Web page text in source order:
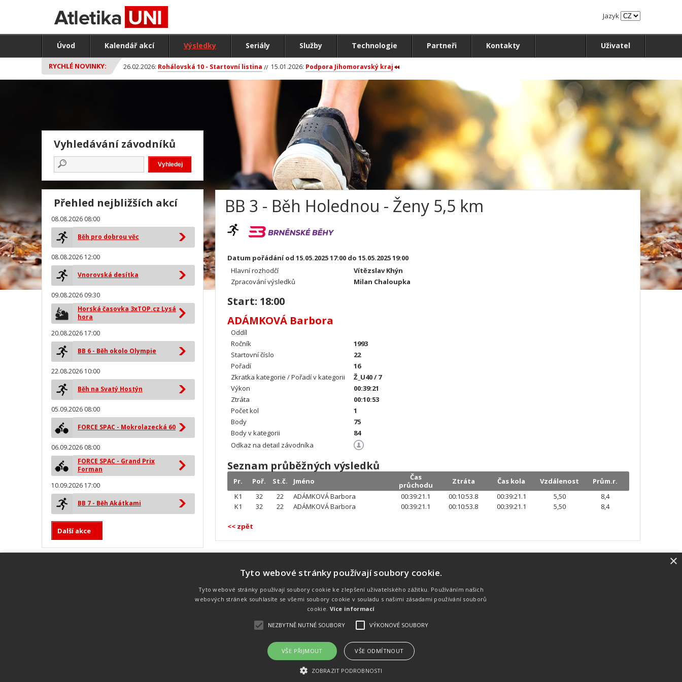
Jazyk
Úvod Kalendář akcí Výsledky Seriály Služby Technologie Partneři Kontakty Uživatel
RYCHLÉ NOVINKY: 26.02.2026: Rohálovská 10 - Startovní listina 15.01.2026: Podpora Jihomoravský kraj
BB 3 - Běh Holednou - Ženy 5,5 km
Datum pořádání od 15.05.2025 17:00 do 15.05.2025 19:00
Hlavní rozhodčí
Vítězslav Khýn
Zpracování výsledků
Milan Chaloupka
Start: 18:00
ADÁMKOVÁ Barbora
Oddíl
Ročník
1993
Startovní číslo
22
Pořadí
16
Zkratka kategorie / Pořadí v kategorii
Ž_U40 / 7
Výkon
00:39:21
Ztráta
00:10:53
Počet kol
1
Body
75
Body v kategorii
84
Odkaz na detail závodníka
Seznam průběžných výsledků
Pr. Poř. St.č. Jméno
Čas
průchodu
Ztráta Čas kola Vzdálenost
Prům.r.
K1
32 22 ADÁMKOVÁ Barbora 00:39:21.1 00:10:53.8 00:39:21.1 5,50
8,4
K1
32 22 ADÁMKOVÁ Barbora 00:39:21.1 00:10:53.8 00:39:21.1 5,50 8,4
<< zpět
Vyhledávání závodníků
Přehled nejbližších akcí
08.08.2026 08:00
Běh pro dobrou věc
08.08.2026 12:00
Vnorovská desítka
09.08.2026 09:30
Horská časovka 3xTOP.cz Lysá
hora
20.08.2026 17:00
BB 6 - Běh okolo Olympie
22.08.2026 10:00
Běh na Svatý Hostýn
05.09.2026 08:00
FORCE SPAC - Mokrolazecká 60
06.09.2026 08:00
FORCE SPAC - Grand Prix
Forman
10.09.2026 17:00
BB 7 - Běh Akátkami
Další akce
technologie od společnosti MYLAPS. Tato
technologie je používána na olympijských
Náš tým
Náš tým je schopen na profesionální
úrovni zajistit pořádání sportovních
soutěží. Organizaci závodů, registraci na
místě, měření, zpracování a publikaci
zakázku. Lze online publikovat výsledky
. Publikování a šíření obsahu je bez písemného souhlasu
Úvod Kalendář akcí
×
Tyto webové stránky používají soubory cookie.
Tyto webové stránky používají soubory cookie ke zlepšení uživatelského zážitku. Používáním našich
webových stránek souhlasíte se všemi soubory cookie v souladu s našimi zásadami používání souborů
cookie. Více informací
NEZBYTNĚ NUTNÉ SOUBORY VÝKONOVÉ SOUBORY
VŠE PŘIJMOUT VŠE ODMÍTNOUT
ZOBRAZIT PODROBNOSTI